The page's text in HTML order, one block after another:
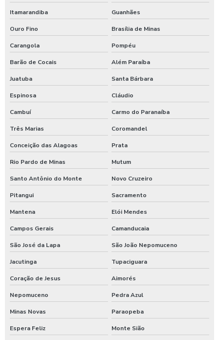
Shampoo carros com cera
Shampoo para lavagem de carros
Shampoo de lavar carros
Shampoozeira a ar
Shampoozeira automotiva
Shampoozeira automotiva manual
Shampoozeira automotiva pneumática
Shampoozeira automotiva profissional
Shampoozeira eletrônica
Shampoozeira para lavar caminhão
Shampoozeira onde comprar
Shampoozeira pneumática
Shampoozeira profissional
Shampoozeira sao paulo
Shampoozeira em sp
Shampoozeira valor
Itamarandiba Guanhães
Ouro Fino Brasília de Minas
Carangola Pompéu
Barão de Cocais Além Paraíba
Juatuba Santa Bárbara
Espinosa Cláudio
Cambuí Carmo do Paranaíba
Três Marias Coromandel
Conceição das Alagoas Prata
Rio Pardo de Minas Mutum
Santo Antônio do Monte Novo Cruzeiro
Pitangui Sacramento
Mantena Elói Mendes
Campos Gerais Camanducaia
São José da Lapa São João Nepomuceno
Jacutinga Tupaciguara
Coração de Jesus Aimorés
Nepomuceno Pedra Azul
Minas Novas Paraopeba
Espera Feliz Monte Sião